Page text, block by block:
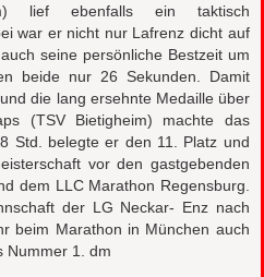
lief ebenfalls ein taktisch
war er nicht nur Lafrenz dicht auf
seine persönliche Bestzeit um
beide nur 26 Sekunden. Damit
die lang ersehnte Medaille über
(TSV Bietigheim) machte das
Std. belegte er den 11. Platz und
vor den gastgebenden
dem LLC Marathon Regensburg.
der LG Neckar- Enz nach
beim Marathon in München auch
Nummer 1. dm